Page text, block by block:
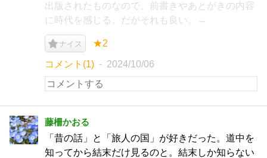
出版されたものなので、前書きやあとがきの内容
に時代を感じる。だがそれも良い。→
ナイス ★2
コメント(1) 2024/10/06
藤柵かおる
「昔の話」と「旅人の国」が好きだった。道中を
知ってから結末だけ見るのと。結末しか知らない